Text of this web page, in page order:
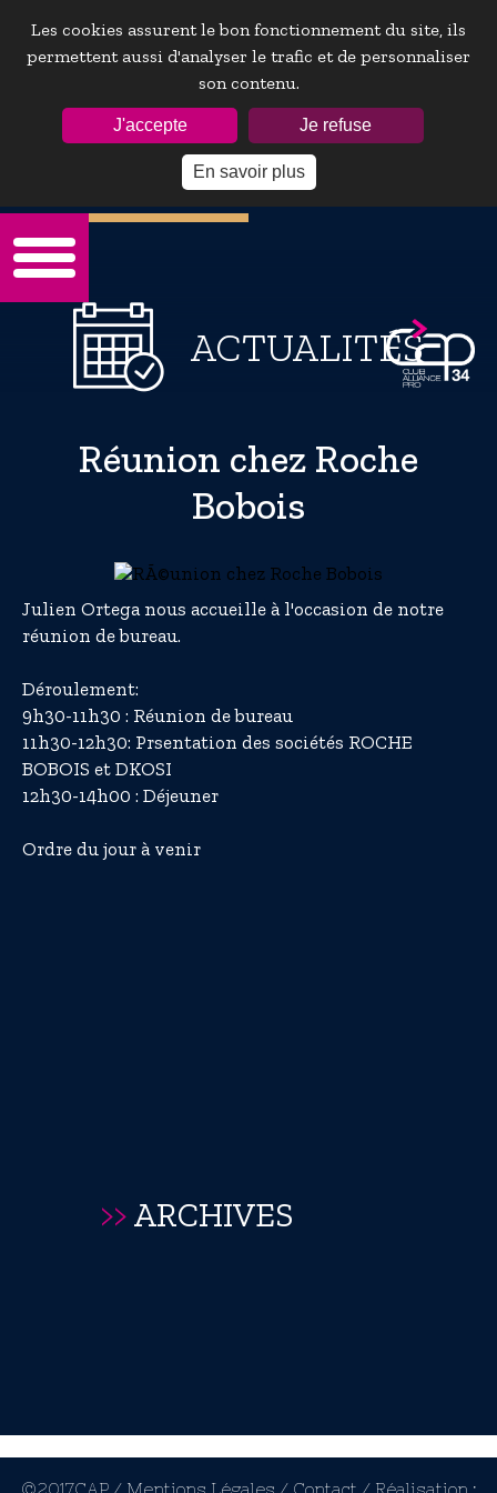
Les cookies assurent le bon fonctionnement du site, ils
permettent aussi d'analyser le trafic et de personnaliser
son contenu.
J'accepte Je refuse
En savoir plus
Mot de passe oublie ?
ACTUALITÉS
Réunion chez Roche
Bobois
Julien Ortega nous accueille à l'occasion de notre
réunion de bureau.
Déroulement:
9h30-11h30 : Réunion de bureau
11h30-12h30: Prsentation des sociétés ROCHE
BOBOIS et DKOSI
12h30-14h00 : Déjeuner
Ordre du jour à venir
>>ARCHIVES
©2017CAP / Mentions Légales / Contact / Réalisation :